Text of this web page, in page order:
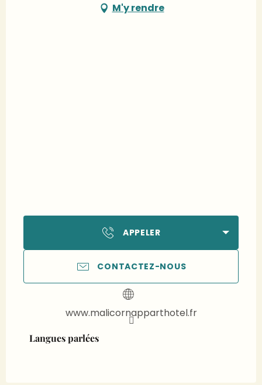
M'y rendre
APPELER
CONTACTEZ-NOUS
www.malicornapparthotel.fr
Langues parlées
Langues parlées